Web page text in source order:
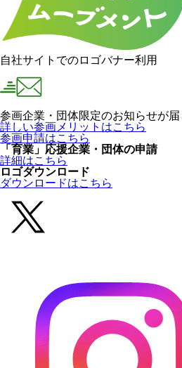
自社サイトでのロゴバナー利用
参画企業・団体限定のお知らせが届
詳しい参画メリットはこちら
参画申請はこちら
「育業」応援企業・団体の申請
詳細はこちら
ロゴダウンロード
ダウンロードはこちら